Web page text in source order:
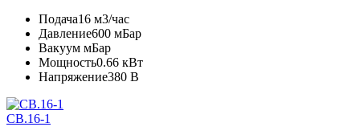
Подача16 м3/час
Давление600 мБар
Вакуум мБар
Мощность0.66 кВт
Напряжение380 В
CB.16-1